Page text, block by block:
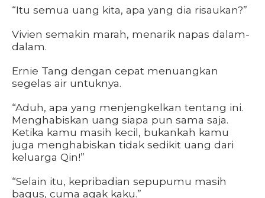
“Itu semua uang kita, apa yang dia risaukan?”
Vivien semakin marah, menarik napas dalam-
dalam.
Ernie Tang dengan cepat menuangkan
segelas air untuknya.
“Aduh, apa yang menjengkelkan tentang ini.
Menghabiskan uang siapa pun sama saja.
Ketika kamu masih kecil, bukankah kamu
juga menghabiskan tidak sedikit uang dari
keluarga Qin!”
“Selain itu, kepribadian sepupumu masih
bagus, cuma agak kaku.”